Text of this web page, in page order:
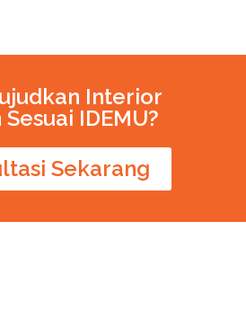
Interior
IDEMU?
Sekarang